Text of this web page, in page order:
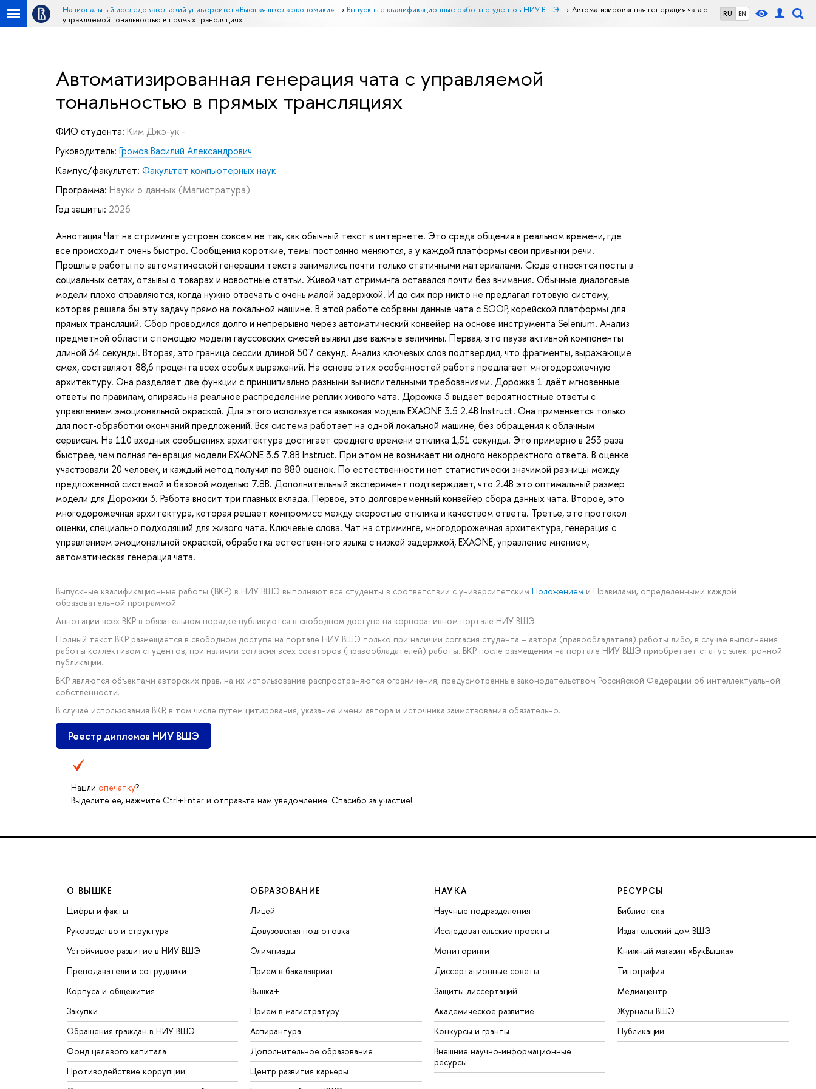
RU EN
Национальный исследовательский университет «Высшая школа экономики» Выпускные квалификационные работы студентов НИУ ВШЭ
Автоматизированная генерация чата с
управляемой тональностью в прямых трансляциях
Нашли опечатку?
Выделите её, нажмите Ctrl+Enter и отправьте нам уведомление. Спасибо за участие!
Автоматизированная генерация чата с управляемой
тональностью в прямых трансляциях
ФИО студента: Ким Джэ-ук -
Руководитель: Громов Василий Александрович
Кампус/факультет: Факультет компьютерных наук
Программа: Науки о данных (Магистратура)
Год защиты: 2026
Аннотация Чат на стриминге устроен совсем не так, как обычный текст в интернете. Это среда общения в реальном времени, где
всё происходит очень быстро. Сообщения короткие, темы постоянно меняются, а у каждой платформы свои привычки речи.
Прошлые работы по автоматической генерации текста занимались почти только статичными материалами. Сюда относятся посты в
социальных сетях, отзывы о товарах и новостные статьи. Живой чат стриминга оставался почти без внимания. Обычные диалоговые
модели плохо справляются, когда нужно отвечать с очень малой задержкой. И до сих пор никто не предлагал готовую систему,
которая решала бы эту задачу прямо на локальной машине. В этой работе собраны данные чата с SOOP, корейской платформы для
прямых трансляций. Сбор проводился долго и непрерывно через автоматический конвейер на основе инструмента Selenium. Анализ
предметной области с помощью модели гауссовских смесей выявил две важные величины. Первая, это пауза активной компоненты
длиной 34 секунды. Вторая, это граница сессии длиной 507 секунд. Анализ ключевых слов подтвердил, что фрагменты, выражающие
смех, составляют 88,6 процента всех особых выражений. На основе этих особенностей работа предлагает многодорожечную
архитектуру. Она разделяет две функции с принципиально разными вычислительными требованиями. Дорожка 1 даёт мгновенные
ответы по правилам, опираясь на реальное распределение реплик живого чата. Дорожка 3 выдаёт вероятностные ответы с
управлением эмоциональной окраской. Для этого используется языковая модель EXAONE 3.5 2.4B Instruct. Она применяется только
для пост-обработки окончаний предложений. Вся система работает на одной локальной машине, без обращения к облачным
сервисам. На 110 входных сообщениях архитектура достигает среднего времени отклика 1,51 секунды. Это примерно в 253 раза
быстрее, чем полная генерация модели EXAONE 3.5 7.8B Instruct. При этом не возникает ни одного некорректного ответа. В оценке
участвовали 20 человек, и каждый метод получил по 880 оценок. По естественности нет статистически значимой разницы между
предложенной системой и базовой моделью 7.8B. Дополнительный эксперимент подтверждает, что 2.4B это оптимальный размер
модели для Дорожки 3. Работа вносит три главных вклада. Первое, это долговременный конвейер сбора данных чата. Второе, это
многодорожечная архитектура, которая решает компромисс между скоростью отклика и качеством ответа. Третье, это протокол
оценки, специально подходящий для живого чата. Ключевые слова. Чат на стриминге, многодорожечная архитектура, генерация с
управлением эмоциональной окраской, обработка естественного языка с низкой задержкой, EXAONE, управление мнением,
автоматическая генерация чата.
Выпускные квалификационные работы (ВКР) в НИУ ВШЭ выполняют все студенты в соответствии с университетским Положением и Правилами, определенными каждой
образовательной программой.
Аннотации всех ВКР в обязательном порядке публикуются в свободном доступе на корпоративном портале НИУ ВШЭ.
Полный текст ВКР размещается в свободном доступе на портале НИУ ВШЭ только при наличии согласия студента – автора (правообладателя) работы либо, в случае выполнения
работы коллективом студентов, при наличии согласия всех соавторов (правообладателей) работы. ВКР после размещения на портале НИУ ВШЭ приобретает статус электронной
публикации.
ВКР являются объектами авторских прав, на их использование распространяются ограничения, предусмотренные законодательством Российской Федерации об интеллектуальной
собственности.
В случае использования ВКР, в том числе путем цитирования, указание имени автора и источника заимствования обязательно.
Реестр дипломов НИУ ВШЭ
О ВЫШКЕ
Цифры и факты
Руководство и структура
Устойчивое развитие в НИУ ВШЭ
Преподаватели и сотрудники
Корпуса и общежития
Закупки
Обращения граждан в НИУ ВШЭ
Фонд целевого капитала
Противодействие коррупции
ОБРАЗОВАНИЕ
Лицей
Довузовская подготовка
Олимпиады
Прием в бакалавриат
Вышка+
Прием в магистратуру
Аспирантура
Дополнительное образование
Центр развития карьеры
НАУКА
Научные подразделения
Исследовательские проекты
Мониторинги
Диссертационные советы
Защиты диссертаций
Академическое развитие
Конкурсы и гранты
Внешние научно-информационные
ресурсы
РЕСУРСЫ
Библиотека
Издательский дом ВШЭ
Книжный магазин «БукВышка»
Типография
Медиацентр
Журналы ВШЭ
Публикации